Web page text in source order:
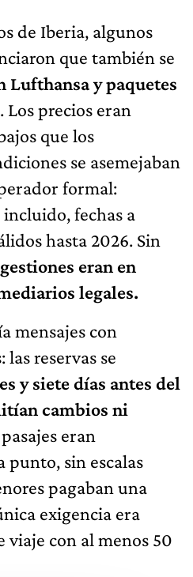
de Iberia, algunos
que también se
Lufthansa y paquetes
. Los precios eran
que los
se asemejaban
formal:
fechas a
hasta 2026. Sin
eran en
legales.
mensajes con
reservas se
y siete días antes del
cambios ni
eran
sin escalas
pagaban una
exigencia era
viaje con al menos 50